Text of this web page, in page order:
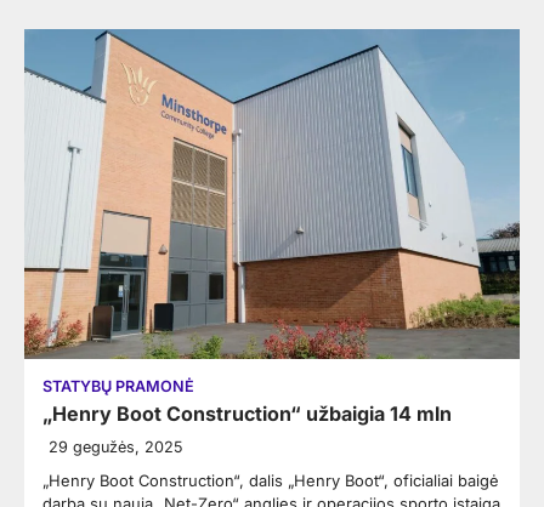
STATYBŲ PRAMONĖ
„Henry Boot Construction“ užbaigia 14 mln
29 gegužės, 2025
„Henry Boot Construction“, dalis „Henry Boot“, oficialiai baigė